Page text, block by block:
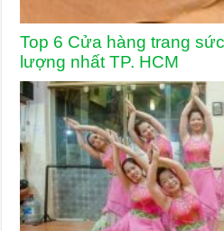
Top 6 Cửa hàng trang
lượng nhất TP. HCM